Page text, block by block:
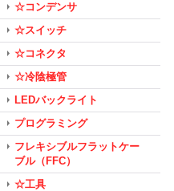
☆コンデンサ
☆スイッチ
☆コネクタ
☆冷陰極管
LEDバックライト
プログラミング
フレキシブルフラットケー
ブル（FFC）
☆工具